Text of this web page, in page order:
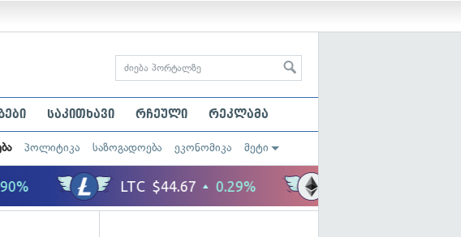
საკითხავი რჩეული რეკლამა
პოლიტიკა საზოგადოება ეკონომიკა მეტი